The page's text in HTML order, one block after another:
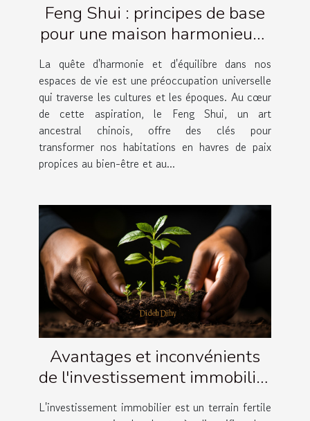
Feng Shui : principes de base
pour une maison harmonieuse
et équilibrée
La quête d'harmonie et d'équilibre dans nos
espaces de vie est une préoccupation universelle
qui traverse les cultures et les époques. Au cœur
de cette aspiration, le Feng Shui, un art
ancestral chinois, offre des clés pour
transformer nos habitations en havres de paix
propices au bien-être et au...
Avantages et inconvénients
de l'investissement immobilier
via une SCI
L'investissement immobilier est un terrain fertile